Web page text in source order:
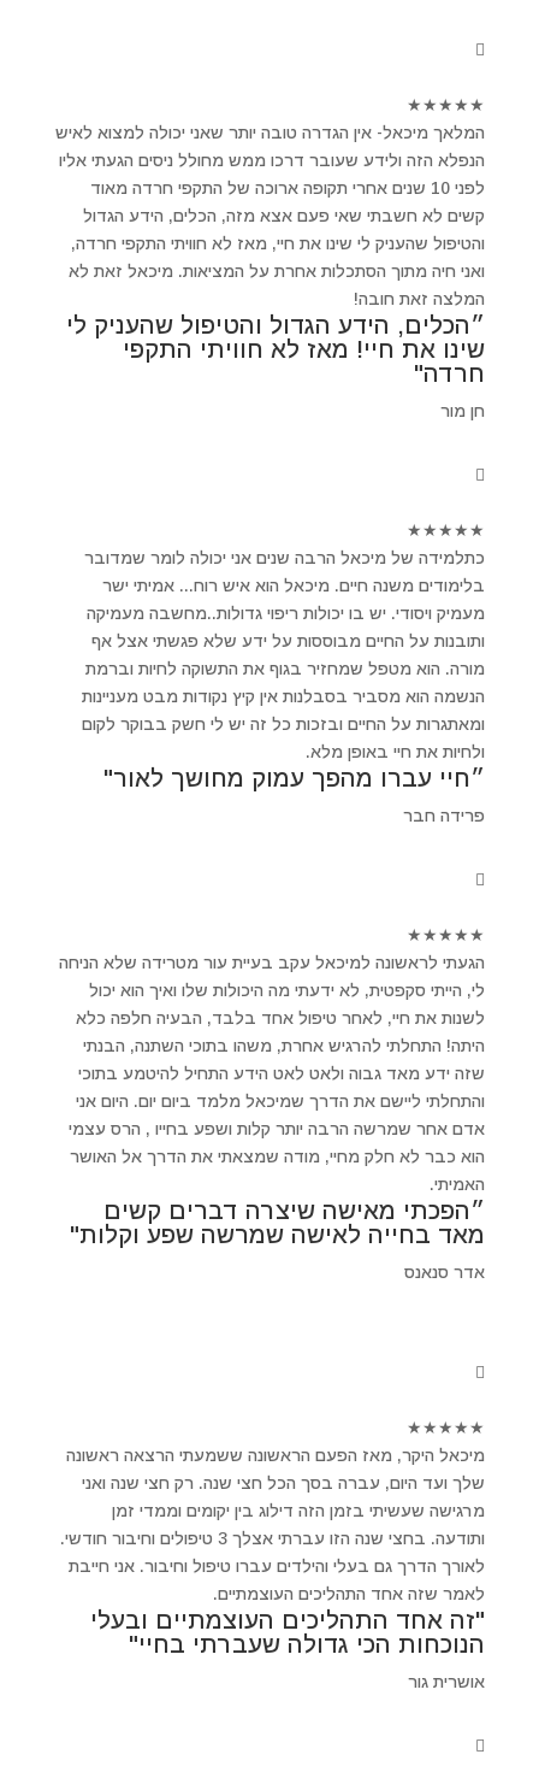
★
★
★
★
★
המלאך מיכאל- אין הגדרה טובה יותר שאני יכולה למצוא לאיש
הנפלא הזה ולידע שעובר דרכו ממש מחולל ניסים הגעתי אליו
לפני 10 שנים אחרי תקופה ארוכה של התקפי חרדה מאוד
קשים לא חשבתי שאי פעם אצא מזה, הכלים, הידע הגדול
והטיפול שהעניק לי שינו את חיי, מאז לא חוויתי התקפי חרדה,
ואני חיה מתוך הסתכלות אחרת על המציאות. מיכאל זאת לא
המלצה זאת חובה!
״הכלים, הידע הגדול והטיפול שהעניק לי
שינו את חיי! מאז לא חוויתי התקפי
חרדה"
חן מור
★
★
★
★
★
כתלמידה של מיכאל הרבה שנים אני יכולה לומר שמדובר
בלימודים משנה חיים. מיכאל הוא איש רוח... אמיתי ישר
מעמיק ויסודי. יש בו יכולות ריפוי גדולות..מחשבה מעמיקה
ותובנות על החיים מבוססות על ידע שלא פגשתי אצל אף
מורה. הוא מטפל שמחזיר בגוף את התשוקה לחיות וברמת
הנשמה הוא מסביר בסבלנות אין קיץ נקודות מבט מעניינות
ומאתגרות על החיים ובזכות כל זה יש לי חשק בבוקר לקום
ולחיות את חיי באופן מלא.
״חיי עברו מהפך עמוק מחושך לאור"
פרידה חבר
★
★
★
★
★
הגעתי לראשונה למיכאל עקב בעיית עור מטרידה שלא הניחה
לי, הייתי סקפטית, לא ידעתי מה היכולות שלו ואיך הוא יכול
לשנות את חיי, לאחר טיפול אחד בלבד, הבעיה חלפה כלא
היתה! התחלתי להרגיש אחרת, משהו בתוכי השתנה, הבנתי
שזה ידע מאד גבוה ולאט לאט הידע התחיל להיטמע בתוכי
והתחלתי ליישם את הדרך שמיכאל מלמד ביום יום. היום אני
אדם אחר שמרשה הרבה יותר קלות ושפע בחייו , הרס עצמי
הוא כבר לא חלק מחיי, מודה שמצאתי את הדרך אל האושר
האמיתי.
״הפכתי מאישה שיצרה דברים קשים
מאד בחייה לאישה שמרשה שפע וקלות"
אדר סנאנס
★
★
★
★
★
מיכאל היקר, מאז הפעם הראשונה ששמעתי הרצאה ראשונה
שלך ועד היום, עברה בסך הכל חצי שנה. רק חצי שנה ואני
מרגישה שעשיתי בזמן הזה דילוג בין יקומים וממדי זמן
ותודעה. בחצי שנה הזו עברתי אצלך 3 טיפולים וחיבור חודשי.
לאורך הדרך גם בעלי והילדים עברו טיפול וחיבור. אני חייבת
לאמר שזה אחד התהליכים העוצמתיים.
"זה אחד התהליכים העוצמתיים ובעלי
הנוכחות הכי גדולה שעברתי בחיי"
אושרית גור